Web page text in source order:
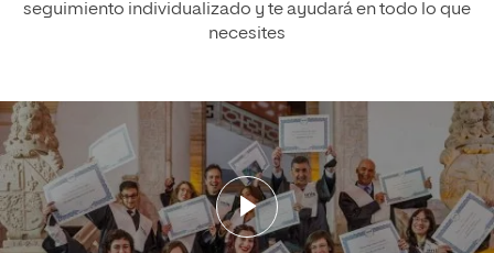
seguimiento individualizado y te ayudará en todo lo que
necesites